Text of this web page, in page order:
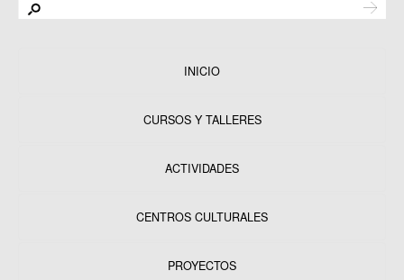
INICIO
CURSOS Y TALLERES
ACTIVIDADES
CENTROS CULTURALES
PROYECTOS